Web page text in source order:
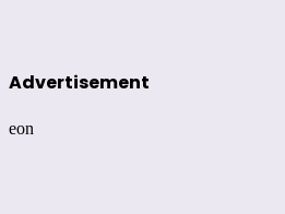
Advertisement
eon